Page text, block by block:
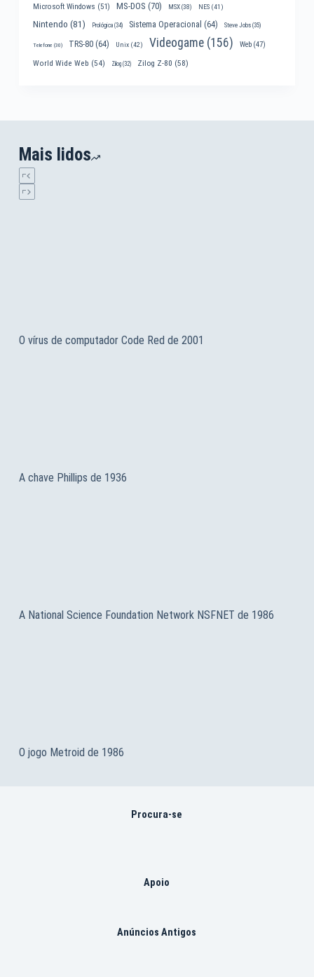
Microsoft Windows (51) MS-DOS (70) MSX(38) NES(41)
Nintendo (81) Prológica(34) Sistema Operacional (64) Steve Jobs(35)
Telefone (30) TRS-80(64) Unix(42) Videogame(156) Web(47)
World Wide Web (54) Zilog(32) Zilog Z-80 (58)
Mais lidos
O vírus de computador Code Red de 2001
A chave Phillips de 1936
A National Science Foundation Network NSFNET de 1986
O jogo Metroid de 1986
Procura-se
Apoio
Anúncios Antigos